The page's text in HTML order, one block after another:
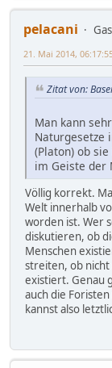
pelacani
21. Mai 2014,
Zitat von:
Man kann
Naturgesetze
(Platon) ob
im Geiste der
Völlig korrekt.
Welt innerhalb
worden ist. Wer
diskutieren, ob
Menschen
streiten, ob nicht
existiert. Genau
auch die
kannst also